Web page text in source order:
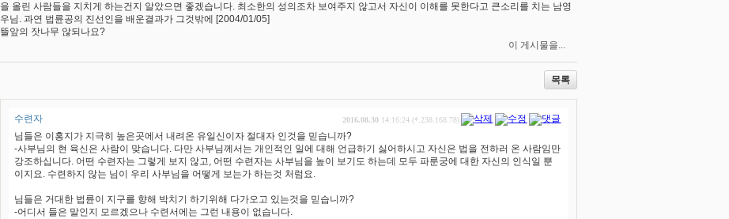
을 올린 사람들을 지치게 하는건지 알았으면 좋겠습니다. 최소한의 성의조차 보여주지 않고서 자신이 이해를 못한다고 큰소리를 치는 남영
우님. 과연 법륜공의 진선인을 배운결과가 그것밖에 [2004/01/05]
뜰앞의 잣나무 않되나요?
이 게시물을...
목록
2016.08.30 14:16:24 (*.238.168.78)
수련자
님들은 이홍지가 지극히 높은곳에서 내려온 유일신이자 절대자 인것을 믿습니까?
-사부님의 현 육신은 사람이 맞습니다. 다만 사부님께서는 개인적인 일에 대해 언급하기 싫어하시고 자신은 법을 전하러 온 사람임만
강조하십니다. 어떤 수련자는 그렇게 보지 않고, 어떤 수련자는 사부님을 높이 보기도 하는데 모두 파룬궁에 대한 자신의 인식일 뿐
이지요. 수련하지 않는 님이 우리 사부님을 어떻게 보는가 하는것 처럼요.
님들은 거대한 법륜이 지구를 향해 박치기 하기위해 다가오고 있는것을 믿습니까?
-어디서 들은 말인지 모르겠으나 수련서에는 그런 내용이 없습니다.